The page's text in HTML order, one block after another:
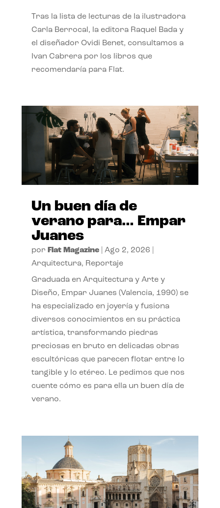
Tras la lista de lecturas de la ilustradora
Carla Berrocal, la editora Raquel Bada y
el diseñador Ovidi Benet, consultamos a
Ivan Cabrera por los libros que
recomendaría para Flat.
Un buen día de
verano para… Empar
Juanes
por Flat Magazine| Ago 2, 2026
Arquitectura, Reportaje
Graduada en Arquitectura y Arte y
Diseño, Empar Juanes (Valencia, 1990) se
ha especializado en joyería y fusiona
diversos conocimientos en su práctica
artística, transformando piedras
preciosas en bruto en delicadas obras
escultóricas que parecen flotar entre lo
tangible y lo etéreo. Le pedimos que nos
cuente cómo es para ella un buen día de
verano.